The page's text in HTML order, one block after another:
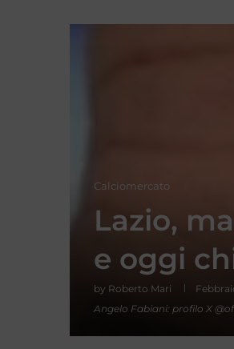
Calciomercato
Lazio,
e oggi
by Roberto Mari
Angelo Fabiani: profilo X